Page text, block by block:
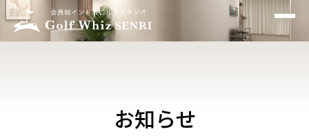
お知らせ
お知らせ